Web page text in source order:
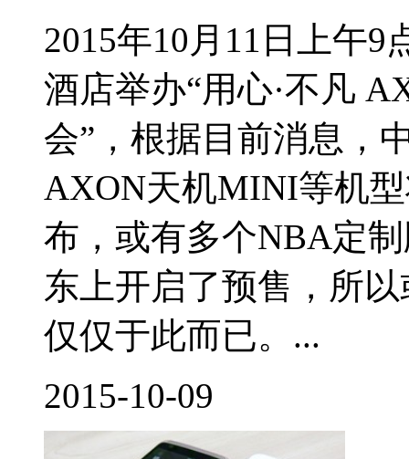
2015年10月11日上午9
酒店举办“用心·不凡
会”，根据目前消息，
AXON天机MINI等机
布，或有多个NBA定
东上开启了预售，所
仅仅于此而已。...
2015-10-09